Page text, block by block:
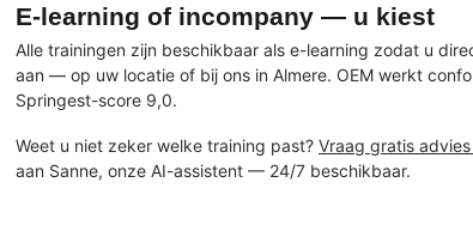
E-learning of incompany — u kiest
Alle trainingen zijn beschikbaar als e-learning zodat u
aan — op uw locatie of bij ons in Almere. OEM werkt
Springest-score 9,0.
Weet u niet zeker welke training past? Vraag gratis advies
aan Sanne, onze AI-assistent — 24/7 beschikbaar.